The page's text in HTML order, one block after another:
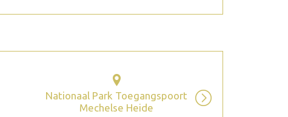
Nationaal Park Toegangspoort
Mechelse Heide